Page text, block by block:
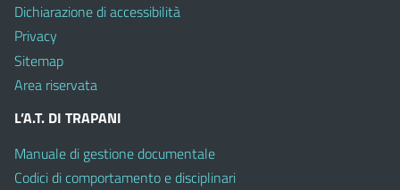
Dichiarazione di accessibilità
Privacy
Sitemap
Area riservata
L’A.T. DI TRAPANI
Manuale di gestione documentale
Codici di comportamento e disciplinari